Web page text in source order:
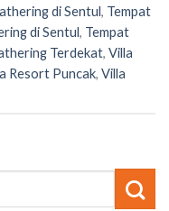
di Sentul, Tempat
di Sentul, Tempat
Terdekat, Villa
Resort Puncak, Villa